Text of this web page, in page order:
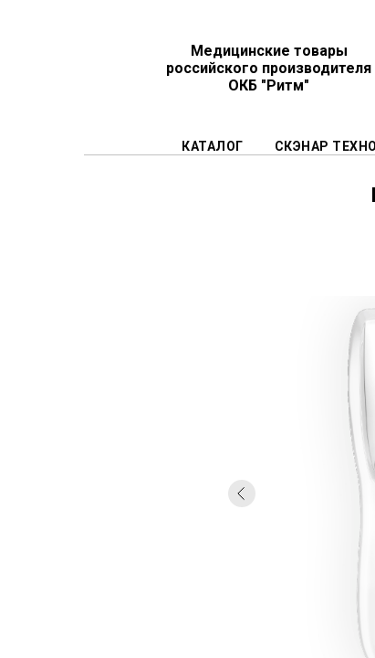
Медицинские товары
российского производителя
ОКБ "Ритм"
КАТАЛОГ СКЭНАР